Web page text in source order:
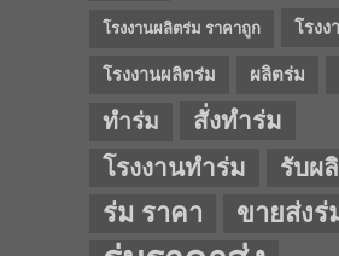
โรงงานผลิตร่ม ราคาถูก โรงง
โรงงานผลิตร่ม ผลิตร่ม
ทำร่ม
สั่งทำร่ม
โรงงานทำร่ม
รับผ
ร่ม ราคา ขายส่งร่